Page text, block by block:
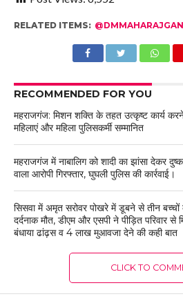
RELATED ITEMS:
RECOMMENDED FOR YOU
महराजगंज: मिशन शक्ति के तहत उत्कृष्ट कार्य करने
महिलाएं और महिला पुलिसकर्मी सम्मानित
महराजगंज में नाबालिग को शादी का झांसा देकर
वाला आरोपी गिरफ्तार, घुघली पुलिस की कार्रवाई।
सिसवा में अमृत सरोवर पोखरे में डूबने से तीन बच्चों
दर्दनाक मौत, डीएम और एसपी ने पीड़ित परिवार से
बंधाया ढांढ़स व 4 लाख मुआवजा देने की कही बात
CLICK TO